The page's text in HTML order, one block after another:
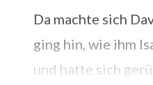
Da machte sich
ging hin, wie ihm
und hatte sich